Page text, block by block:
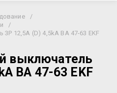
/
/
12,5А (D) 4,5kA ВА 47-63 EKF
выключатель
ВА 47-63 EKF